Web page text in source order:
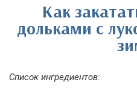
Как
дольками с
Список ингредиентов: